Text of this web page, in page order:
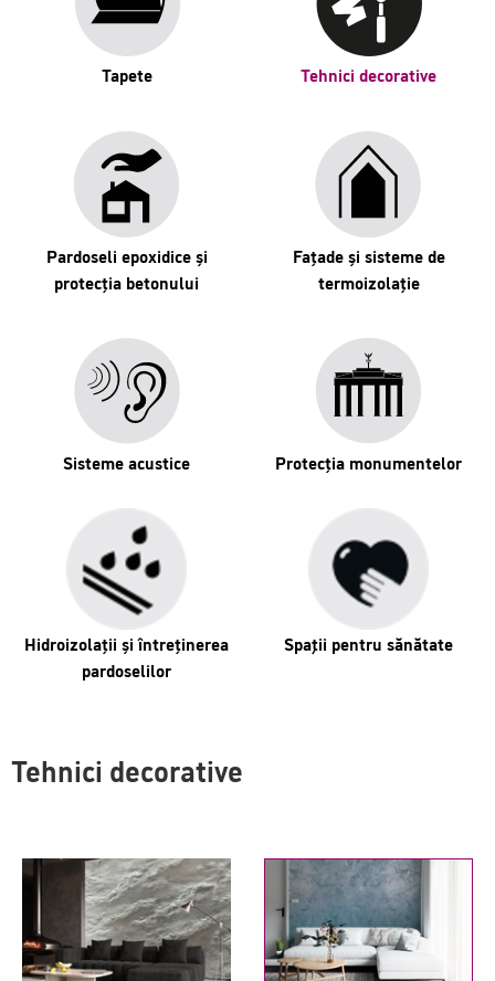
Tapete Tehnici decorative
Pardoseli epoxidice și
protecția betonului
Fațade și sisteme de
termoizolație
Sisteme acustice Protecția monumentelor
Hidroizolații și întreținerea
pardoselilor
Spaţii pentru sănătate
Tehnici decorative